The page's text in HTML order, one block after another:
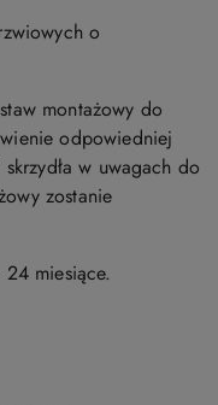
o
montażowy do
odpowiedniej
w uwagach do
zostanie
miesiące.